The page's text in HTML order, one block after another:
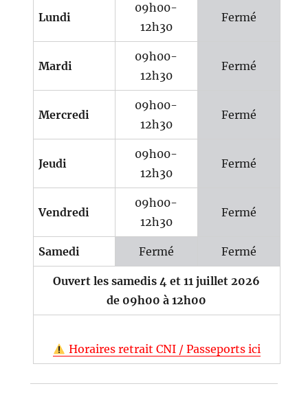
Lundi
09h00-
12h30
Fermé
Mardi
09h00-
12h30
Fermé
Mercredi
09h00-
12h30
Fermé
Jeudi
09h00-
12h30
Fermé
Vendredi
09h00-
12h30
Fermé
Samedi Fermé Fermé
Ouvert les samedis 4 et 11 juillet 2026
de 09h00 à 12h00
Horaires retrait CNI / Passeports ici